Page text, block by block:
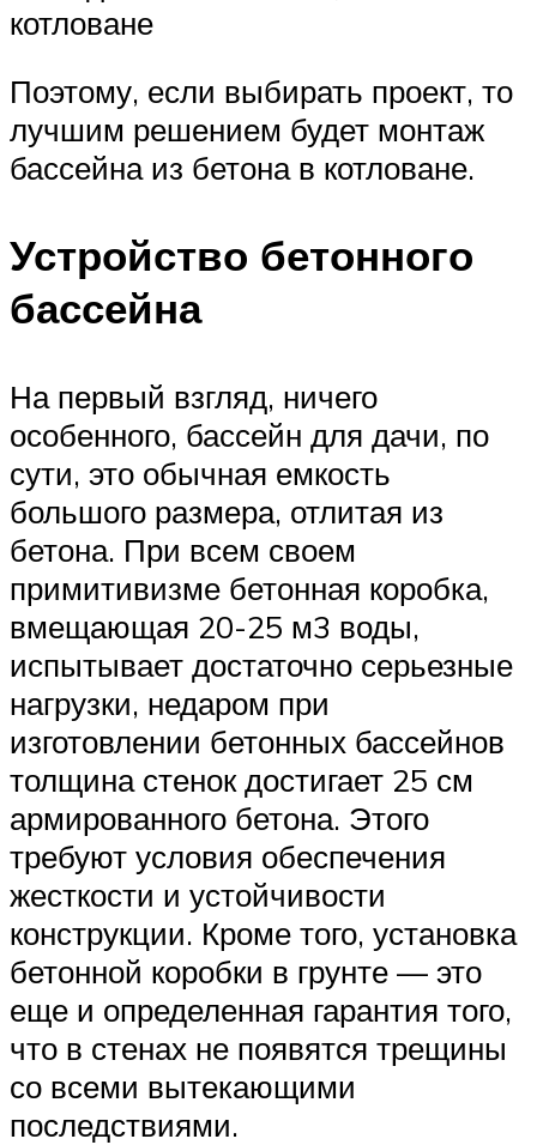
котловане
Поэтому, если выбирать проект, то
лучшим решением будет монтаж
бассейна из бетона в котловане.
Устройство бетонного
бассейна
На первый взгляд, ничего
особенного, бассейн для дачи, по
сути, это обычная емкость
большого размера, отлитая из
бетона. При всем своем
примитивизме бетонная коробка,
вмещающая 20-25 м3 воды,
испытывает достаточно серьезные
нагрузки, недаром при
изготовлении бетонных бассейнов
толщина стенок достигает 25 см
армированного бетона. Этого
требуют условия обеспечения
жесткости и устойчивости
конструкции. Кроме того, установка
бетонной коробки в грунте — это
еще и определенная гарантия того,
что в стенах не появятся трещины
со всеми вытекающими
последствиями.